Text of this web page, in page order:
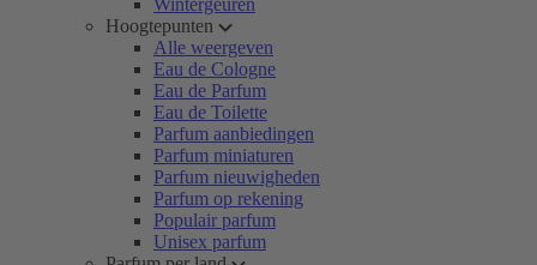
Wintergeuren
Hoogtepunten
Alle weergeven
Eau de Cologne
Eau de Parfum
Eau de Toilette
Parfum aanbiedingen
Parfum miniaturen
Parfum nieuwigheden
Parfum op rekening
Populair parfum
Unisex parfum